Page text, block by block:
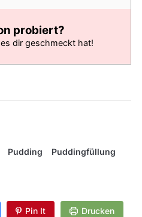
probiert?
dir geschmeckt hat!
Pudding
Puddingfüllung
Pin It Drucken